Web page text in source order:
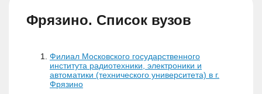
Фрязино. Список вузов
Филиал Московского государственного
института радиотехники, электроники и
автоматики (технического университета) в г.
Фрязино